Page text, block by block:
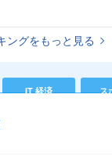
ングをもっと見る
IT 経済 ス